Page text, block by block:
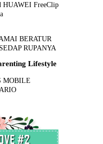
HUAWEI FreeClip
BERATUR
RUPANYA
Lifestyle
MOBILE
BERPUASA